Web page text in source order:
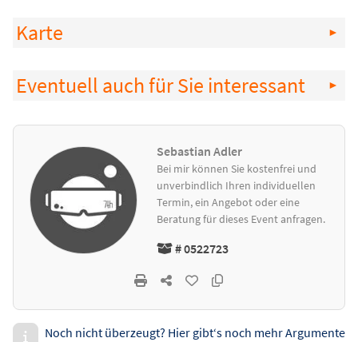
Karte
Eventuell auch für Sie interessant
Sebastian Adler
Bei mir können Sie kostenfrei und
unverbindlich Ihren individuellen
Termin, ein Angebot oder eine
Beratung für dieses Event anfragen.
# 0522723
Noch nicht überzeugt? Hier gibt‘s noch mehr Argumente